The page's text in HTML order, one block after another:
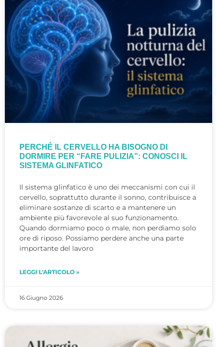
PERCHÉ IL CERVELLO HA BISOGNO DI
DORMIRE PER “FARE PULIZIA”: CONOSCI IL
SISTEMA GLINFATICO
Il sistema glinfatico è uno dei meccanismi con cui il
cervello, soprattutto durante il sonno, contribuisce a
eliminare sostanze di scarto e a mantenere un
ambiente più favorevole al suo funzionamento.
Quando dormiamo poco o male, non perdiamo solo
ore di riposo. Possiamo perdere anche una parte
importante del lavoro
LEGGI L'ARTICOLO »
16 Giugno 2026